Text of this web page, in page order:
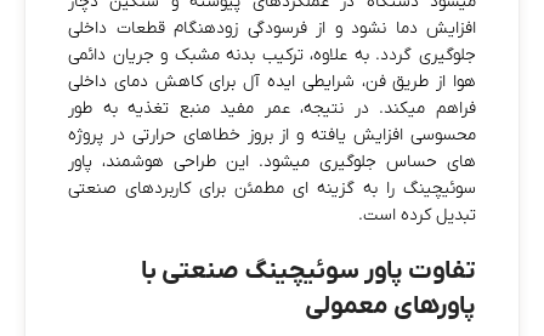
افزایش دما نشود و از فرسودگی زودهنگام قطعات داخلی
جلوگیری گردد. به‌ علاوه، ترکیب بدنه مشبک و جریان دائمی
هوا از طریق فن، شرایطی ایده‌ آل برای کاهش دمای داخلی
فراهم میکند. در نتیجه، عمر مفید منبع تغذیه به‌ طور
محسوسی افزایش یافته و از بروز خطاهای حرارتی در پروژه‌
های حساس جلوگیری میشود. این طراحی هوشمند، پاور
سوئیچینگ را به گزینه‌ ای مطمئن برای کاربردهای صنعتی
تبدیل کرده است.
تفاوت پاور سوئیچینگ صنعتی با
پاورهای معمولی